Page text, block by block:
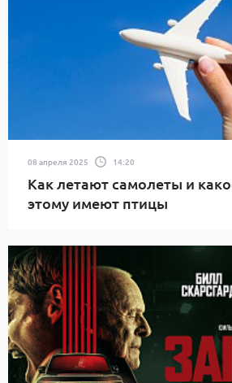
08 апреля 2025 14:20
Как летают самолеты и
этому имеют птицы